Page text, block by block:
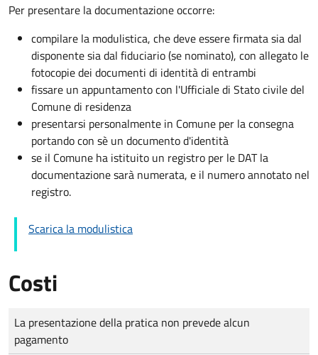
Per presentare la documentazione occorre:
compilare la modulistica, che deve essere firmata sia dal
disponente sia dal fiduciario (se nominato), con allegato le
fotocopie dei documenti di identità di entrambi
fissare un appuntamento con l'Ufficiale di Stato civile del
Comune di residenza
presentarsi personalmente in Comune per la consegna
portando con sè un documento d'identità
se il Comune ha istituito un registro per le DAT la
documentazione sarà numerata, e il numero annotato nel
registro.
Scarica la modulistica
Costi
Tipo di pagamento
Importo
La presentazione della pratica non prevede alcun
pagamento